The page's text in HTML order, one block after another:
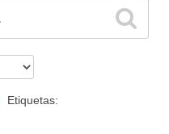
Etiquetas: